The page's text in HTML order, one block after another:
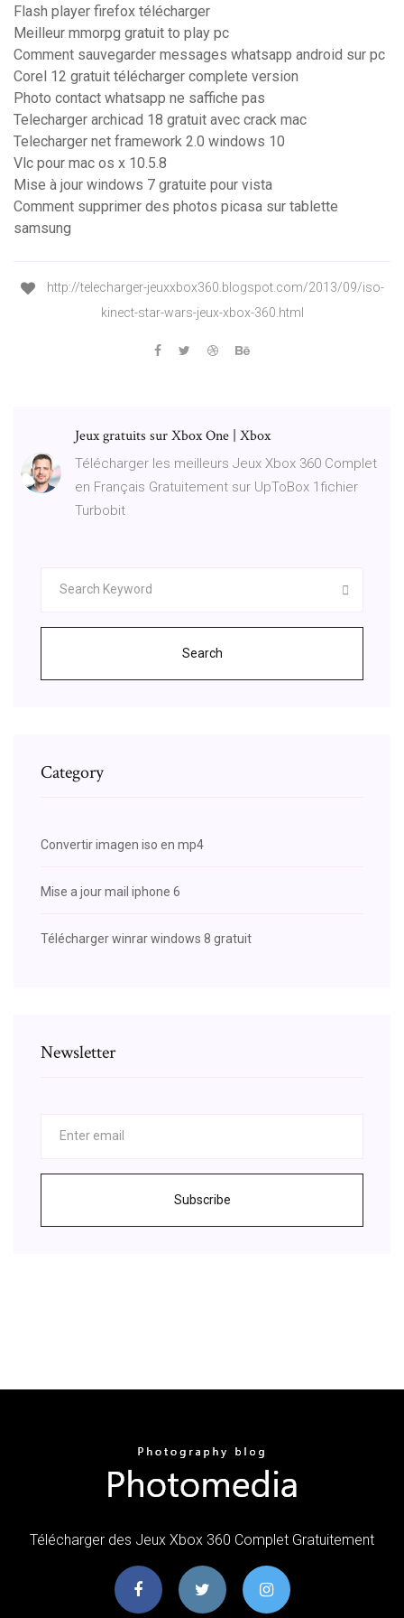
Flash player firefox télécharger
Meilleur mmorpg gratuit to play pc
Comment sauvegarder messages whatsapp android sur pc
Corel 12 gratuit télécharger complete version
Photo contact whatsapp ne saffiche pas
Telecharger archicad 18 gratuit avec crack mac
Telecharger net framework 2.0 windows 10
Vlc pour mac os x 10.5.8
Mise à jour windows 7 gratuite pour vista
Comment supprimer des photos picasa sur tablette
samsung
http://telecharger-jeuxxbox360.blogspot.com/2013/09/iso-
kinect-star-wars-jeux-xbox-360.html
Jeux gratuits sur Xbox One | Xbox
Télécharger les meilleurs Jeux Xbox 360 Complet
en Français Gratuitement sur UpToBox 1fichier
Turbobit
Search
Category
Convertir imagen iso en mp4
Mise a jour mail iphone 6
Télécharger winrar windows 8 gratuit
Newsletter
Subscribe
Télécharger des Jeux Xbox 360 Complet Gratuitement